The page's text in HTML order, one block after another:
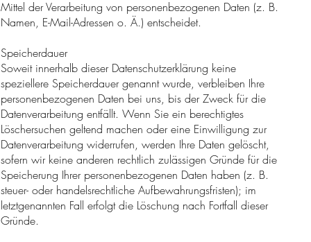
Mittel der Verarbeitung von personenbezogenen Daten (z. B.
Namen, E-Mail-Adressen o. Ä.) entscheidet.
Speicherdauer
Soweit innerhalb dieser Datenschutzerklärung keine
speziellere Speicherdauer genannt wurde, verbleiben Ihre
personenbezogenen Daten bei uns, bis der Zweck für die
Datenverarbeitung entfällt. Wenn Sie ein berechtigtes
Löschersuchen geltend machen oder eine Einwilligung zur
Datenverarbeitung widerrufen, werden Ihre Daten gelöscht,
sofern wir keine anderen rechtlich zulässigen Gründe für die
Speicherung Ihrer personenbezogenen Daten haben (z. B.
steuer- oder handelsrechtliche Aufbewahrungsfristen); im
letztgenannten Fall erfolgt die Löschung nach Fortfall dieser
Gründe.